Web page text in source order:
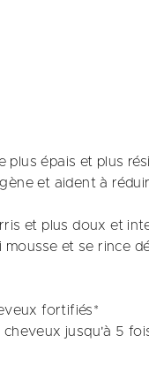
plus épais et plus
et aident à
et plus doux et
et se rince
fortifiés*
jusqu'à 5